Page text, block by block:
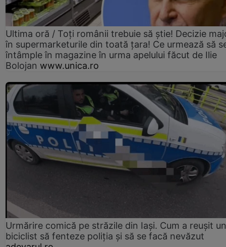
Ultima oră / Toți românii trebuie să știe! Decizie
în supermarketurile din toată țara! Ce urmează să
întâmple în magazine în urma apelului făcut de Ilie
Bolojan www.unica.ro
Urmărire comică pe străzile din Iași. Cum a reușit un
biciclist să fenteze poliția și să se facă nevăzut